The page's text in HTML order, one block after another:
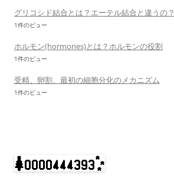
グリコシド結合とは？エーテル結合と違うの？
1件のビュー
ホルモン(hormones)とは？ホルモンの役割
1件のビュー
受精、卵割、最初の細胞分化のメカニズム
1件のビュー